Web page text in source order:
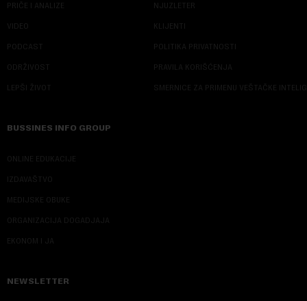
PRIČE I ANALIZE
VIDEO
PODCAST
ODRŽIVOST
LEPŠI ŽIVOT
NJUZLETER
KLIJENTI
POLITIKA PRIVATNOSTI
PRAVILA KORIŠĆENJA
SMERNICE ZA PRIMENU VEŠTAČKE
BUSSINES INFO GROUP
ONLINE EDUKACIJE
IZDAVAŠTVO
MEDIJSKE OBUKE
ORGANIZACIJA DOGADJAJA
EKONOM I JA
NEWSLETTER